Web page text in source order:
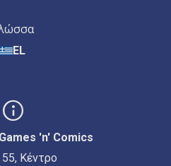
EL
'n' Comics
55, Κέντρο